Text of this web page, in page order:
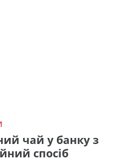
чай у банку з
спосіб